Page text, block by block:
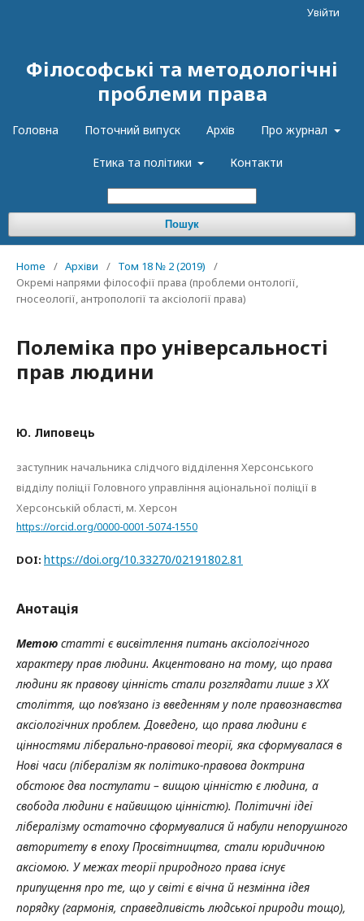
Філософські та методологічні
проблеми права
Головна Поточний випуск Архів Про журнал
Етика та політики Контакти
Пошук
Увійти
Home / Архіви / Том 18 № 2 (2019)
/
Окремі напрями філософії права (проблеми онтології,
гносеології, антропології та аксіології права)
Полеміка про універсальності
прав людини
Ю. Липовець
заступник начальника слідчого відділення Херсонського
відділу поліції Головного управління аціональної поліції в
Херсонській області, м. Херсон
https://orcid.org/0000-0001-5074-1550
DOI: https://doi.org/10.33270/02191802.81
Анотація
Метою статті є висвітлення питань аксіологічного
характеру прав людини. Акцентовано на тому, що права
людини як правову цінність стали розглядати лише з ХХ
століття, що пов’язано із введенням у поле правознавства
аксіологічних проблем. Доведено, що права людини є
цінностями ліберально-правової теорії, яка сформувалася в
Нові часи (лібералізм як політико-правова доктрина
обстоює два постулати – вищою цінністю є людина, а
свобода людини є найвищою цінністю). Політичні ідеї
лібералізму остаточно сформувалися й набули непорушного
авторитету в епоху Просвітництва, стали юридичною
аксіомою. У межах теорії природного права існує
припущення про те, що у світі є вічна й незмінна ідея
порядку (гармонія, справедливість людської природи тощо),